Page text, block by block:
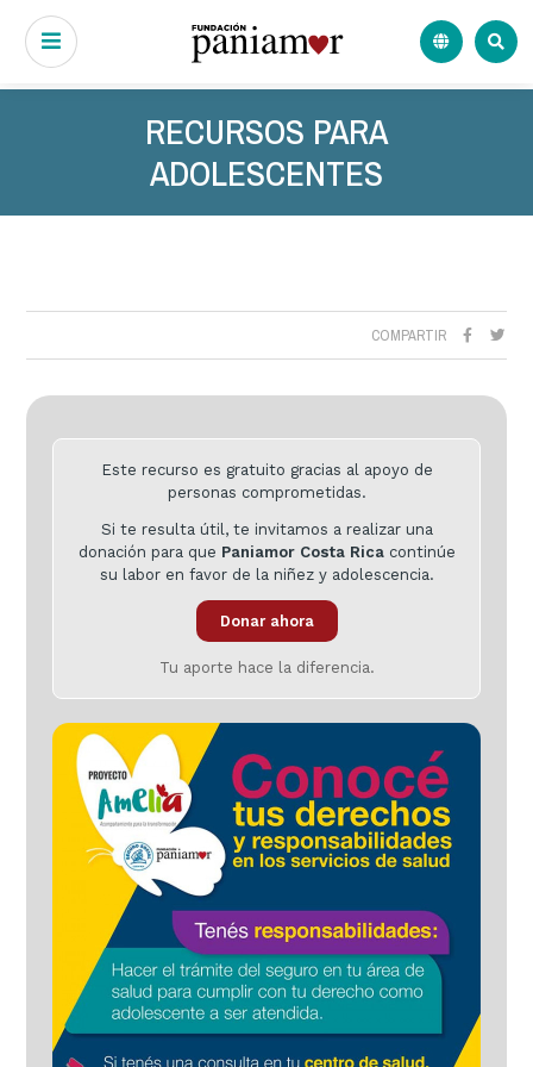
RECURSOS PARA
ADOLESCENTES
COMPARTIR
Este recurso es gratuito gracias al apoyo de
personas comprometidas.
Si te resulta útil, te invitamos a realizar una
donación para que Paniamor Costa Ricacontinúe
su labor en favor de la niñez y adolescencia.
Donar ahora
Tu aporte hace la diferencia.